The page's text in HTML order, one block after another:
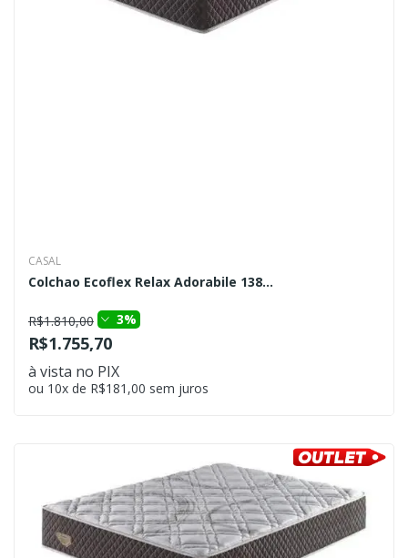
CASAL
Colchao Ecoflex Relax Adorabile 138...
R$1.810,00 3%
R$1.755,70
à vista no PIX
ou 10x de R$181,00 sem juros